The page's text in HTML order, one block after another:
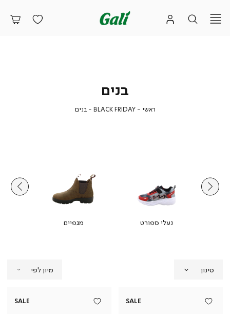
בנים
ראשי ראשי
BLACK FRIDAY
BLACK
בניםבנים
נעלי ספורט מגפיים
סינון
SALE
SALE